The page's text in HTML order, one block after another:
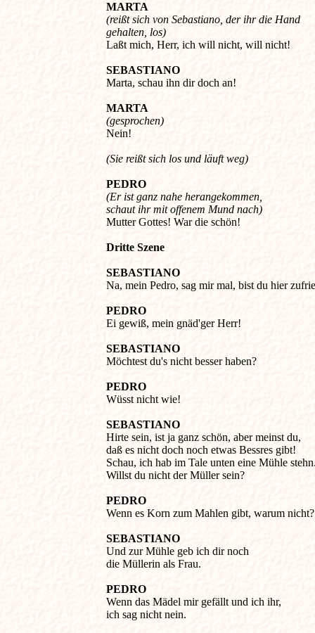
MARTA
(reißt sich von Sebastiano, der ihr die Hand
gehalten, los)
SEBASTIANO
Marta, schau ihn dir doch an!
MARTA
(gesprochen)
Nein!
(Sie reißt sich los und läuft weg)
PEDRO
(Er ist ganz nahe herangekommen,
schaut ihr mit offenem Mund nach)
Mutter Gottes! War die schön!
SEBASTIANO
Na, mein Pedro, sag mir mal, bist du hier
PEDRO
Ei gewiß, mein gnäd'ger Herr!
SEBASTIANO
Möchtest du's nicht besser haben?
PEDRO
Wüsst nicht wie!
SEBASTIANO
Hirte sein, ist ja ganz schön, aber meinst du,
daß es nicht doch noch etwas Bessres gibt!
Schau, ich hab im Tale unten eine Mühle
Willst du nicht der Müller sein?
PEDRO
Wenn es Korn zum Mahlen gibt, warum
SEBASTIANO
Und zur Mühle geb ich dir noch
die Müllerin als Frau.
PEDRO
Wenn das Mädel mir gefällt und ich ihr,
ich sag nicht nein.